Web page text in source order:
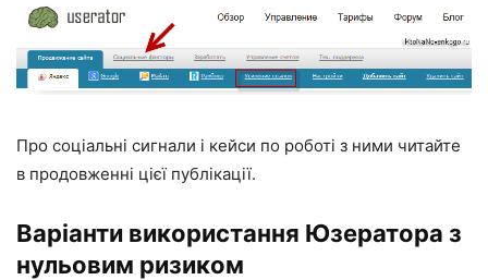
Про соціальні сигнали і кейси по роботі з ними читайте
в продовженні цієї публікації.
Варіанти використання Юзератора з
нульовим ризиком